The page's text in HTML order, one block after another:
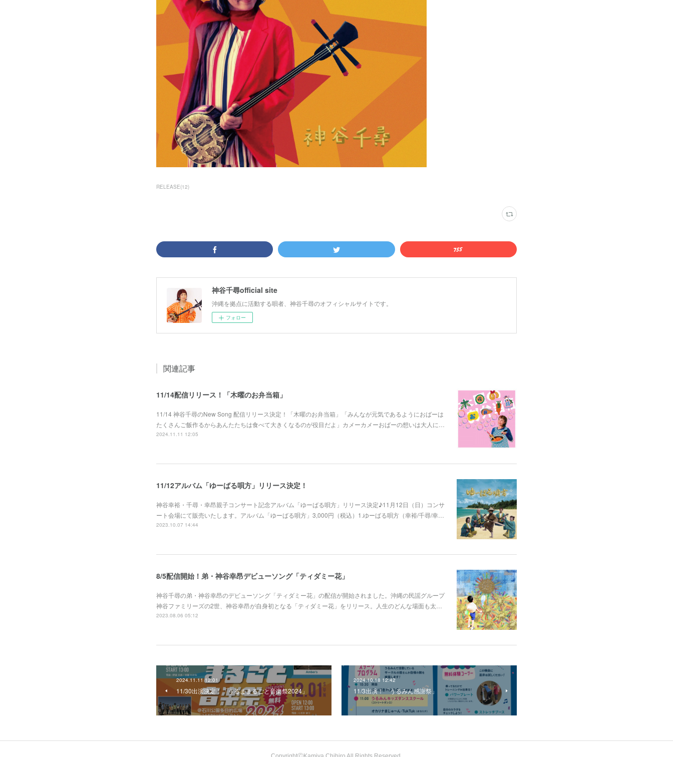
RELEASE(12)
神谷千尋official site
沖縄を拠点に活動する唄者、神谷千尋のオフィシャルサイトです。
フォロー
関連記事
11/14配信リリース！「木曜のお弁当箱」
11/14 神谷千尋のNew Song 配信リリース決定！「木曜のお弁当箱」「みんなが元気であるようにおばーは
たくさんご飯作るからあんたたちは食べて大きくなるのが役目だよ」カメーカメーおばーの想いは大人に…
2024.11.11 12:05
11/12アルバム「ゆーばる唄方」リリース決定！
神谷幸裕・千尋・幸昂親子コンサート記念アルバム「ゆーばる唄方」リリース決定♪11月12日（日）コンサ
ート会場にて販売いたします。アルバム「ゆーばる唄方」3,000円（税込）1.ゆーばる唄方（幸裕/千尋/幸…
2023.10.07 14:44
8/5配信開始！弟・神谷幸昂デビューソング「ティダミー花」
神谷千尋の弟・神谷幸昂のデビューソング「ティダミー花」の配信が開始されました。沖縄の民謡グループ
神谷ファミリーズの2世、神谷幸昂が自身初となる「ティダミー花」をリリース。人生のどんな場面も太…
2023.08.06 05:12
2024.11.11 12:01
11/30出演決定！「うるままるごと音楽祭2024」
2024.10.18 12:42
11/3出演！「うるみん感謝祭」